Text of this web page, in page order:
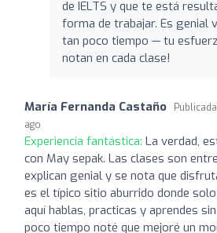
de IELTS y que te está
forma de trabajar. Es genial
tan poco tiempo — tu
notan en cada clase!
María Fernanda Castaño
ago
Experiencia fantástica: La verdad,
con May sepak. Las clases son
explican genial y se nota que
es el típico sitio aburrido donde
aquí hablas, practicas y aprendes
poco tiempo noté que mejoré un